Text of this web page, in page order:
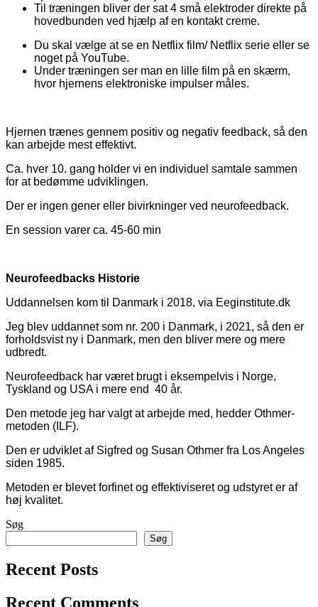
Til træningen bliver der sat 4 små elektroder direkte på
hovedbunden ved hjælp af en kontakt creme.
Du skal vælge at se en Netflix film/ Netflix serie eller se
noget på YouTube.
Under træningen ser man en lille film på en skærm,
hvor hjernens elektroniske impulser måles.
Hjernen trænes gennem positiv og negativ feedback, så den
kan arbejde mest effektivt.
Ca. hver 10. gang holder vi en individuel samtale sammen
for at bedømme udviklingen.
Der er ingen gener eller bivirkninger ved neurofeedback.
En session varer ca. 45-60 min
Neurofeedbacks Historie
Uddannelsen kom til Danmark i 2018, via Eeginstitute.dk
Jeg blev uddannet som nr. 200 i Danmark, i 2021, så den er
forholdsvist ny i Danmark, men den bliver mere og mere
udbredt.
Neurofeedback har været brugt i eksempelvis i Norge,
Tyskland og USA i mere end 40 år.
Den metode jeg har valgt at arbejde med, hedder Othmer-
metoden (ILF).
Den er udviklet af Sigfred og Susan Othmer fra Los Angeles
siden 1985.
Metoden er blevet forfinet og effektiviseret og udstyret er af
høj kvalitet.
Søg
Søg
Recent Posts
Recent Comments